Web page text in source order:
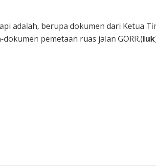
adalah, berupa dokumen dari Ketua
pemetaan ruas jalan GORR.(luk